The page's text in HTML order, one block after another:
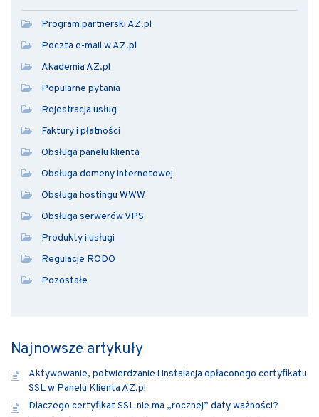
Program partnerski AZ.pl
Poczta e-mail w AZ.pl
Akademia AZ.pl
Popularne pytania
Rejestracja usług
Faktury i płatności
Obsługa panelu klienta
Obsługa domeny internetowej
Obsługa hostingu WWW
Obsługa serwerów VPS
Produkty i usługi
Regulacje RODO
Pozostałe
Najnowsze artykuły
Aktywowanie, potwierdzanie i instalacja opłaconego certyfikatu
SSL w Panelu Klienta AZ.pl
Dlaczego certyfikat SSL nie ma „rocznej” daty ważności?